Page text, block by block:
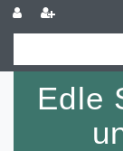
Edle